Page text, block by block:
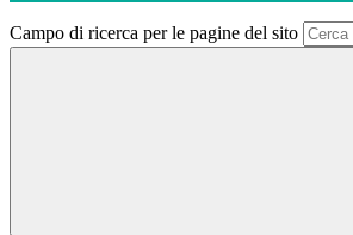
Campo di ricerca per le pagine del sito